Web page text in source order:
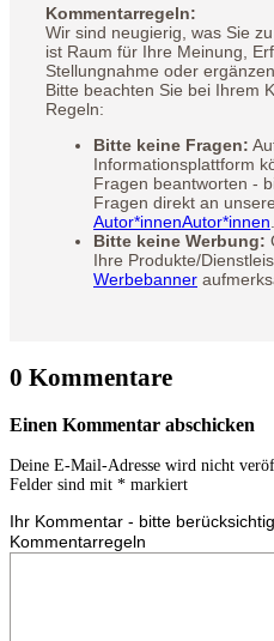
Kommentarregeln:
Wir sind neugierig, was Sie
ist Raum für Ihre Meinung,
Stellungnahme oder
Bitte beachten Sie bei Ihrem
Regeln:
Bitte keine Fragen:
Informationsplattform
Fragen beantworten -
Fragen direkt an unsere
Autor*innenAutor*innen
Bitte keine Werbung:
Ihre Produkte/
Werbebanner
0 Kommentare
Einen Kommentar abschicken
Deine E-Mail-Adresse wird nicht
Felder sind mit * markiert
Ihr Kommentar - bitte
Kommentarregeln